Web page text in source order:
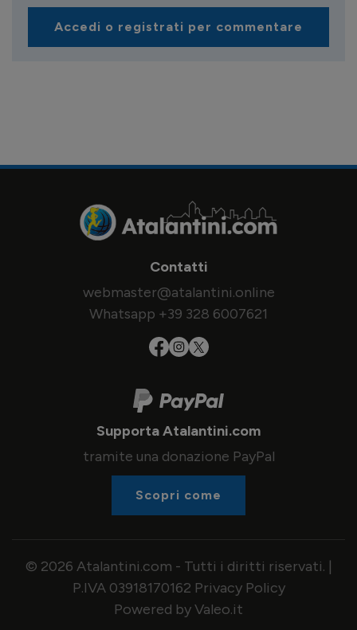
Accedi o registrati per commentare
Contatti
webmaster@atalantini.online
Whatsapp +39 328 6007621
Supporta Atalantini.com
tramite una donazione PayPal
Scopri come
© 2026 Atalantini.com - Tutti i diritti riservati. |
P.IVA 03918170162 Privacy Policy
Powered by Valeo.it